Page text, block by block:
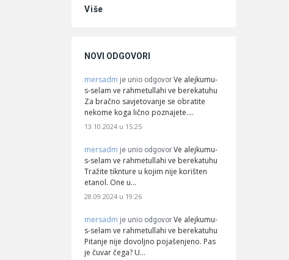
Više
NOVI ODGOVORI
mersadm je unio odgovor Ve alejkumu-
s-selam ve rahmetullahi ve berekatuhu
Za bračno savjetovanje se obratite
nekome koga lično poznajete.…
13.10.2024 u 15:25
mersadm je unio odgovor Ve alejkumu-
s-selam ve rahmetullahi ve berekatuhu
Tražite tiknture u kojim nije korišten
etanol. One u…
28.09.2024 u 19:26
mersadm je unio odgovor Ve alejkumu-
s-selam ve rahmetullahi ve berekatuhu
Pitanje nije dovoljno pojašenjeno. Pas
je čuvar čega? U…